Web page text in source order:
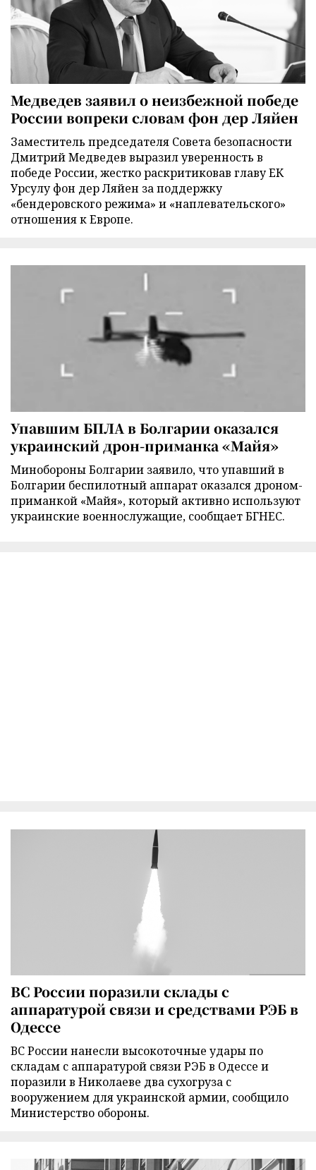
Медведев заявил о неизбежной победе
России вопреки словам фон дер Ляйен
Заместитель председателя Совета безопасности
Дмитрий Медведев выразил уверенность в
победе России, жестко раскритиковав главу ЕК
Урсулу фон дер Ляйен за поддержку
«бендеровского режима» и «наплевательского»
отношения к Европе.
Упавшим БПЛА в Болгарии оказался
украинский дрон-приманка «Майя»
Минобороны Болгарии заявило, что упавший в
Болгарии беспилотный аппарат оказался дроном-
приманкой «Майя», который активно используют
украинские военнослужащие, сообщает БГНЕС.
ВС России поразили склады с
аппаратурой связи и средствами РЭБ в
Одессе
ВС России нанесли высокоточные удары по
складам с аппаратурой связи РЭБ в Одессе и
поразили в Николаеве два сухогруза с
вооружением для украинской армии, сообщило
Министерство обороны.